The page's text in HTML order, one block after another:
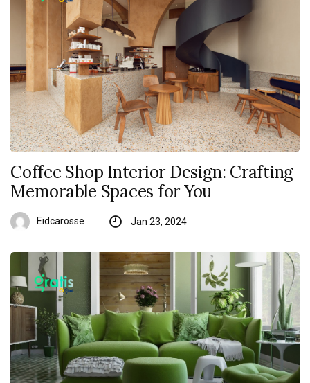
Coffee Shop Interior Design: Crafting
Memorable Spaces for You
Eidcarosse Jan 23, 2024